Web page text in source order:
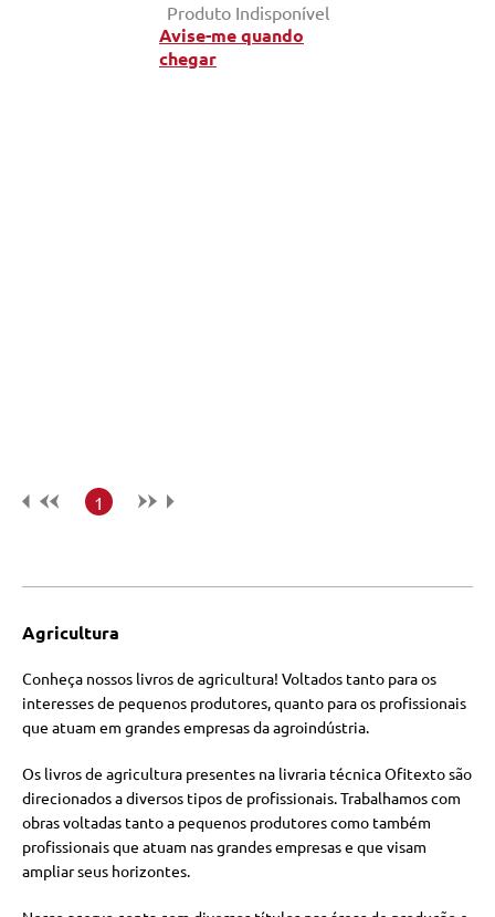
Produto Indisponível
Avise-me quando
chegar
1
Agricultura
Conheça nossos livros de agricultura! Voltados tanto para os
interesses de pequenos produtores, quanto para os profissionais
que atuam em grandes empresas da agroindústria.
Os livros de agricultura presentes na livraria técnica Ofitexto são
direcionados a diversos tipos de profissionais. Trabalhamos com
obras voltadas tanto a pequenos produtores como também
profissionais que atuam nas grandes empresas e que visam
ampliar seus horizontes.